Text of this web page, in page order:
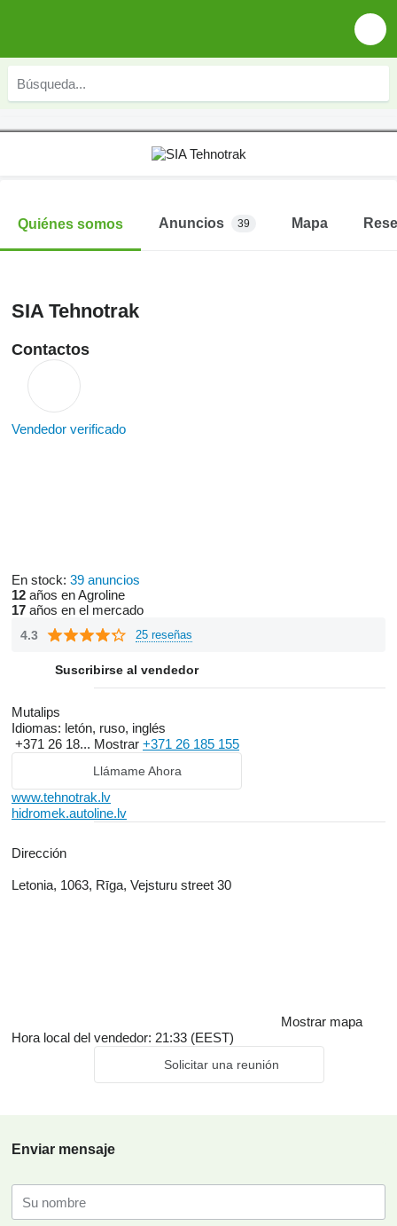
Quiénes somos Anuncios 39 Mapa
SIA Tehnotrak
Contactos
Vendedor verificado
En stock: 39 anuncios
12 años en Agroline
17 años en el mercado
4.3 25 reseñas
Suscribirse al vendedor
Mutalips
Idiomas: letón, ruso, inglés
+371 26 18... Mostrar +371 26 185 155
Llámame Ahora
www.tehnotrak.lv
hidromek.autoline.lv
Dirección
Letonia, 1063, Rīga, Vejsturu street 30
Mostrar mapa
Hora local del vendedor: 21:33 (EEST)
Solicitar una reunión
Enviar mensaje